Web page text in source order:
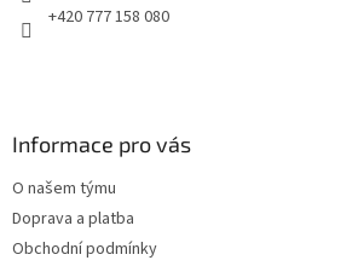
+420 777 158 080
Informace pro vás
O našem týmu
Doprava a platba
Obchodní podmínky